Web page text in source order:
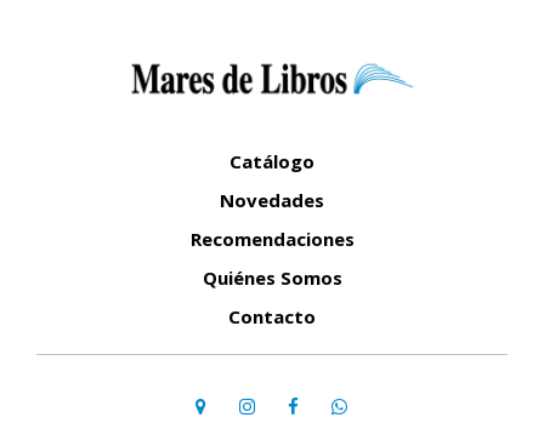
Catálogo
Novedades
Recomendaciones
Quiénes Somos
Contacto